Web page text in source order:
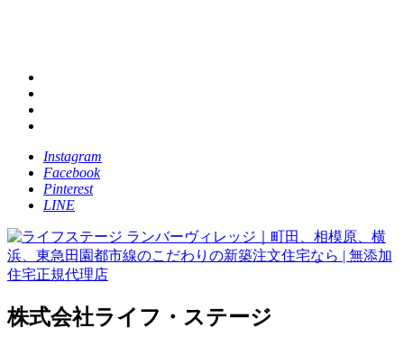
Instagram
Facebook
Pinterest
LINE
株式会社ライフ・ステージ